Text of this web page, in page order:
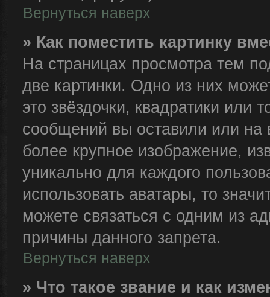
Вернуться наверх
» Как поместить картинку
На страницах просмотра тем
две картинки. Одно из них
это звёздочки, квадратики или
сообщений вы оставили или
более крупное изображение,
уникально для каждого
использовать аватары, то
можете связаться с одним из
причины данного запрета.
Вернуться наверх
» Что такое звание и как